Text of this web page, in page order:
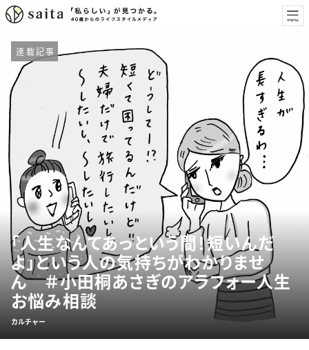
連載記事
「人生なんてあっという間！短いんだ
よ」という人の気持ちがわかりませ
ん ＃小田桐あさぎのアラフォー人生
お悩み相談
カルチャー